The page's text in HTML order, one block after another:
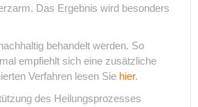
Das Ergebnis wird besonders
behandelt werden. So
empfiehlt sich eine zusätzliche
Verfahren lesen Sie hier.
des Heilungsprozesses